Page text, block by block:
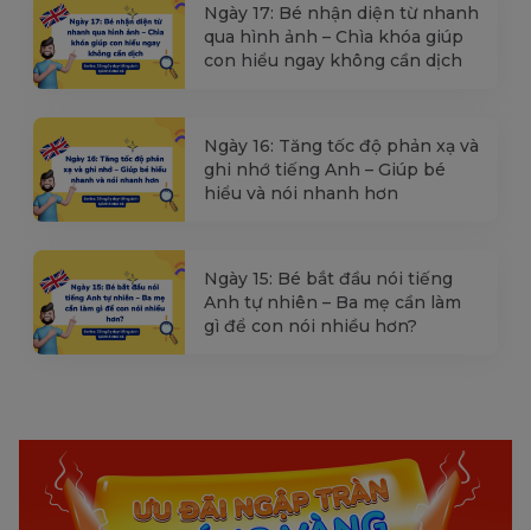
Ngày 17: Bé nhận diện từ nhanh
qua hình ảnh – Chìa khóa giúp
con hiểu ngay không cần dịch
Ngày 16: Tăng tốc độ phản xạ và
ghi nhớ tiếng Anh – Giúp bé
hiểu và nói nhanh hơn
Ngày 15: Bé bắt đầu nói tiếng
Anh tự nhiên – Ba mẹ cần làm
gì để con nói nhiều hơn?